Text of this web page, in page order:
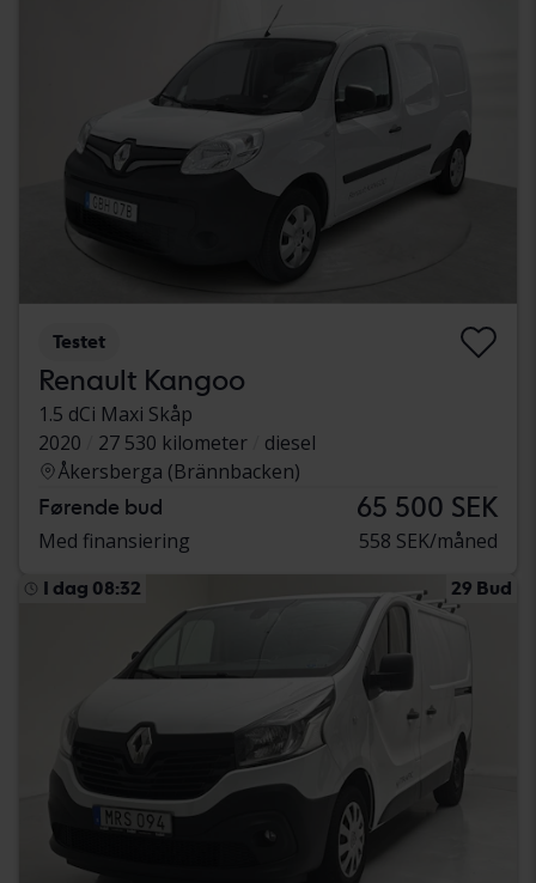
Testet
Renault Kangoo
1.5 dCi Maxi Skåp
2020
27 530 kilometer
diesel
Åkersberga (Brännbacken)
Førende bud 65 500 SEK
Med finansiering 558 SEK/måned
I dag 08:32 29 Bud